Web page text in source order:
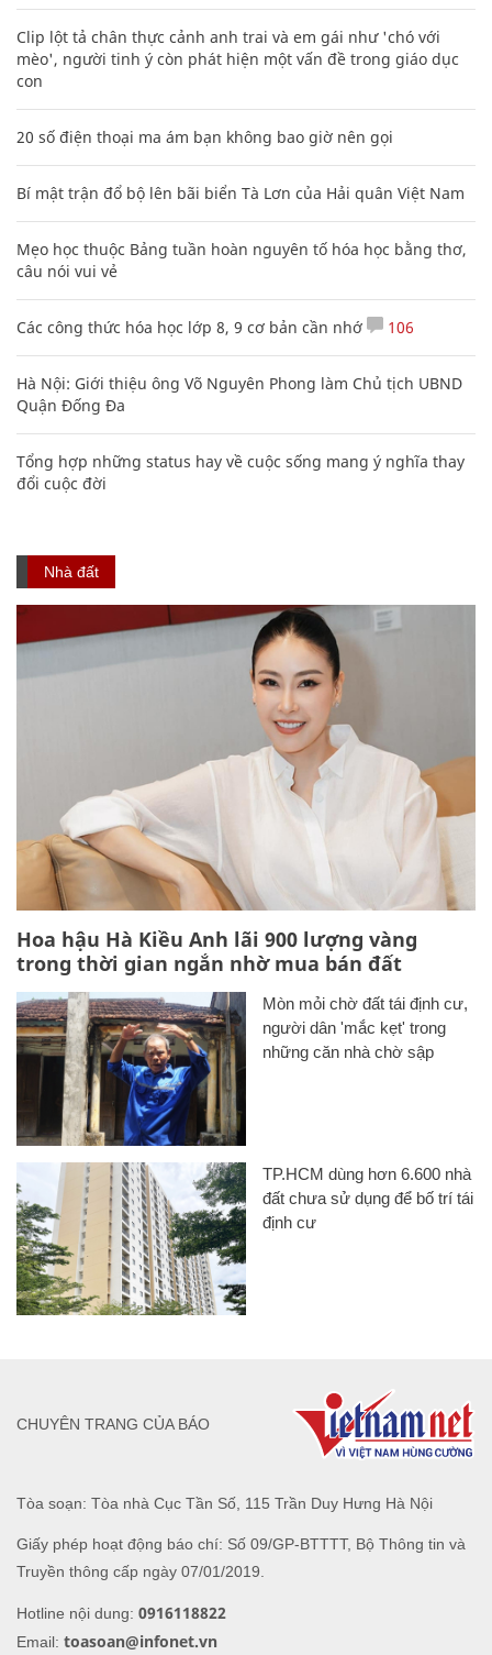
Clip lột tả chân thực cảnh anh trai và em gái như 'chó với
mèo', người tinh ý còn phát hiện một vấn đề trong giáo dục
con
20 số điện thoại ma ám bạn không bao giờ nên gọi
Bí mật trận đổ bộ lên bãi biển Tà Lơn của Hải quân Việt Nam
Mẹo học thuộc Bảng tuần hoàn nguyên tố hóa học bằng thơ,
câu nói vui vẻ
Các công thức hóa học lớp 8, 9 cơ bản cần nhớ 106
Hà Nội: Giới thiệu ông Võ Nguyên Phong làm Chủ tịch UBND
Quận Đống Đa
Tổng hợp những status hay về cuộc sống mang ý nghĩa thay
đổi cuộc đời
Nhà đất
Hoa hậu Hà Kiều Anh lãi 900 lượng vàng
trong thời gian ngắn nhờ mua bán đất
Mòn mỏi chờ đất tái định cư,
người dân 'mắc kẹt' trong
những căn nhà chờ sập
TP.HCM dùng hơn 6.600 nhà
đất chưa sử dụng để bố trí tái
định cư
Tòa soạn: Tòa nhà Cục Tần Số, 115 Trần Duy Hưng Hà Nội
Giấy phép hoạt động báo chí: Số 09/GP-BTTTT, Bộ Thông tin và
Truyền thông cấp ngày 07/01/2019.
Hotline nội dung: 0916118822
Email: toasoan@infonet.vn
CHUYÊN TRANG CỦA BÁO